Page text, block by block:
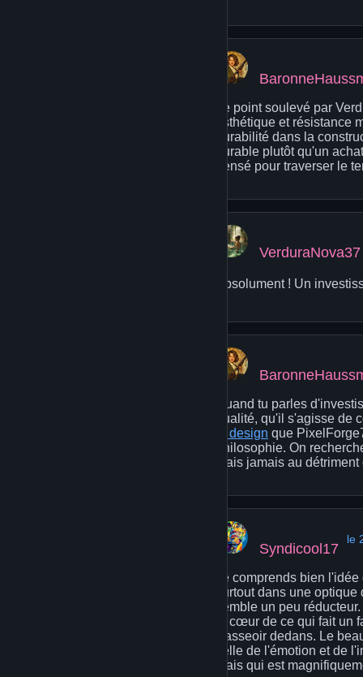
Le point soulevé par
esthétique et résistance
durabilité dans la
durable plutôt qu'un
pensé pour traverser le
VerduraNova37
Absolument ! Un
Quand tu parles
qualité, qu'il s'agisse de
in design que
philosophie. On
mais jamais au
Syndicool17
le
Je comprends bien
surtout dans une
semble un peu
le cœur de ce qui fait un
s'asseoir dedans. Le
celle de l'émotion et de
mais qui est